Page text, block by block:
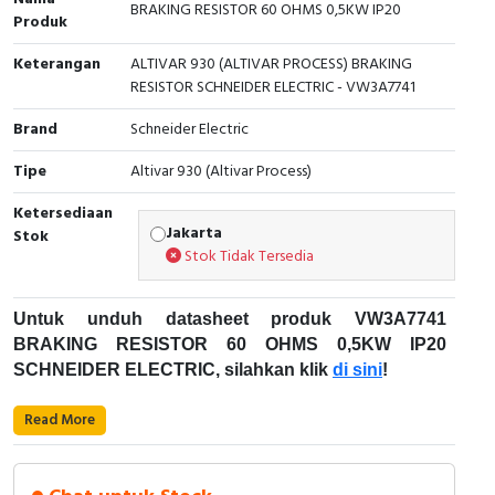
Interactive Flat Panel (IFP)
Extension Power Socket
Vacuum
EcoStruxure Terminal Expert
Pendant / Crane Controller
Panel Kendali
Selector Iluminasi
Flash Buzzers
Potensiometer
Joystick Controller
Foot Switch
Tower Light
Accessories
Exlhoist / Wireless Crane Controller
Terminal Block
Engsel / Hinge
Industrial Plug & Socket
Busbar
Junction Box
Motion Sensors
Accessories
Accessories Elektrikal
Empty Box
Inverter
FRENIC
Electric Motor
Accessories
Digistart
Testers
Compact Data Loggers
Field Measuring
Produk
BRAKING RESISTOR 60 OHMS 0,5KW IP20
Keterangan
ALTIVAR 930 (ALTIVAR PROCESS) BRAKING
RESISTOR SCHNEIDER ELECTRIC - VW3A7741
Brand
Schneider Electric
Tipe
Altivar 930 (Altivar Process)
Ketersediaan
Stok
Jakarta
Stok Tidak Tersedia
Untuk unduh datasheet produk VW3A7741
BRAKING RESISTOR 60 OHMS 0,5KW IP20
SCHNEIDER ELECTRIC, silahkan klik di sini!
Karakteristik Teknikal:
Read More